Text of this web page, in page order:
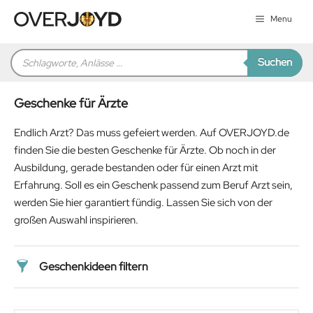
Inhalt
Menu
Products
search Suchen
Geschenke für Ärzte
Endlich Arzt? Das muss gefeiert werden. Auf OVERJOYD.de
finden Sie die besten Geschenke für Ärzte. Ob noch in der
Ausbildung, gerade bestanden oder für einen Arzt mit
Erfahrung. Soll es ein Geschenk passend zum Beruf Arzt sein,
werden Sie hier garantiert fündig. Lassen Sie sich von der
großen Auswahl inspirieren.
Geschenkideen filtern